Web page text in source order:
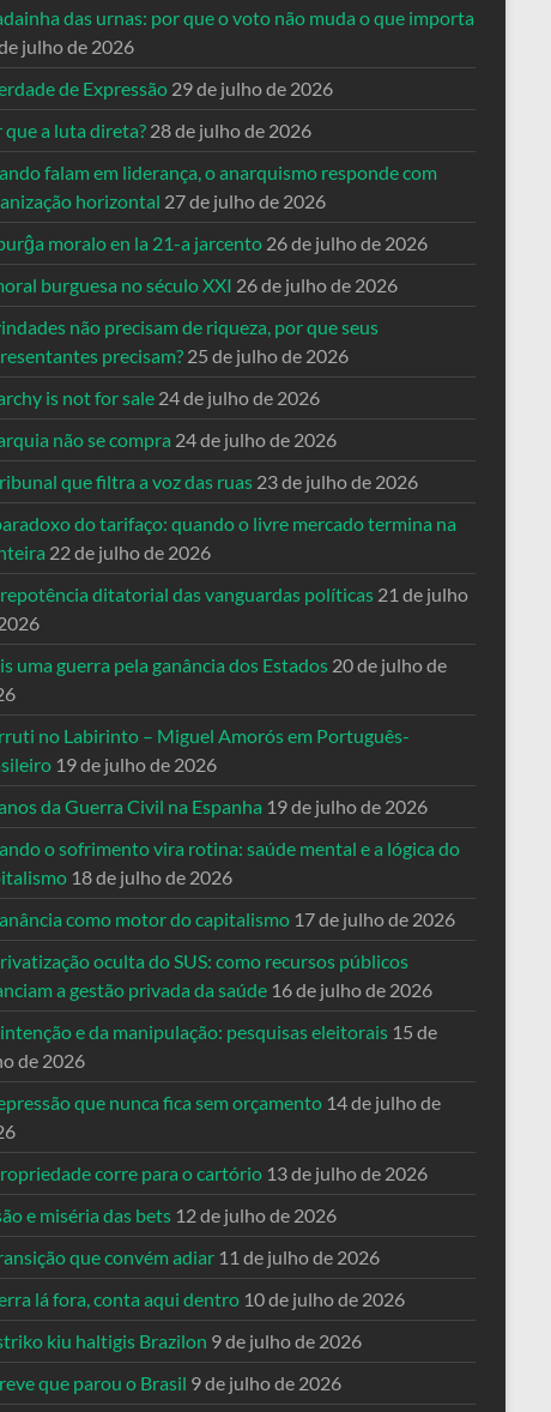
das urnas: por que o voto não muda o que importa
julho de 2026
de Expressão 29 de julho de 2026
que a luta direta? 28 de julho de 2026
falam em liderança, o anarquismo responde com
horizontal 27 de julho de 2026
moralo en la 21-a jarcento 26 de julho de 2026
burguesa no século XXI 26 de julho de 2026
não precisam de riqueza, por que seus
precisam? 25 de julho de 2026
is not for sale 24 de julho de 2026
não se compra 24 de julho de 2026
que filtra a voz das ruas 23 de julho de 2026
do tarifaço: quando o livre mercado termina na
22 de julho de 2026
ditatorial das vanguardas políticas 21 de julho
uma guerra pela ganância dos Estados 20 de julho de
no Labirinto – Miguel Amorós em Português-
19 de julho de 2026
da Guerra Civil na Espanha 19 de julho de 2026
o sofrimento vira rotina: saúde mental e a lógica do
18 de julho de 2026
como motor do capitalismo 17 de julho de 2026
oculta do SUS: como recursos públicos
a gestão privada da saúde 16 de julho de 2026
e da manipulação: pesquisas eleitorais 15 de
de 2026
que nunca fica sem orçamento 14 de julho de
corre para o cartório 13 de julho de 2026
e miséria das bets 12 de julho de 2026
que convém adiar 11 de julho de 2026
lá fora, conta aqui dentro 10 de julho de 2026
kiu haltigis Brazilon 9 de julho de 2026
que parou o Brasil 9 de julho de 2026